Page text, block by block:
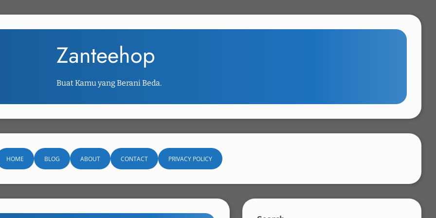
Zanteehop
Buat Kamu yang Berani Beda.
HOME BLOG ABOUT CONTACT PRIVACY POLICY